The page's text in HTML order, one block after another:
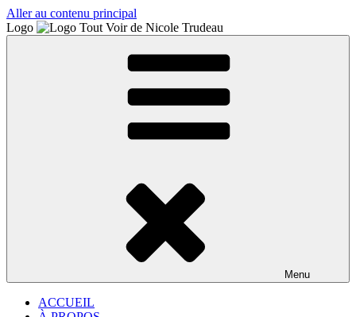
Aller au contenu principal
Logo
Menu
ACCUEIL